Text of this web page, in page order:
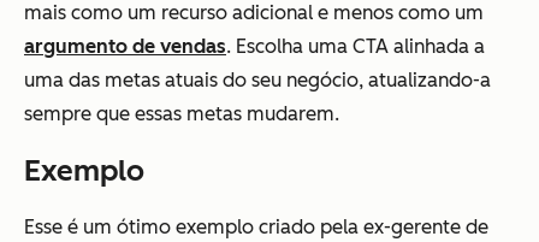
mais como um recurso adicional e menos como um
argumento de vendas. Escolha uma CTA alinhada a
uma das metas atuais do seu negócio, atualizando-a
sempre que essas metas mudarem.
Exemplo
Esse é um ótimo exemplo criado pela ex-gerente de